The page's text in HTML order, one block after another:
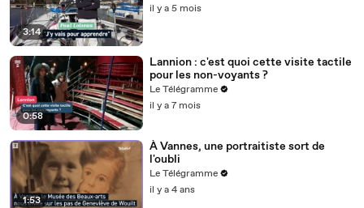
3:14
il y a 5 mois
0:58
Lannion : c'est quoi cette visite tactile
pour les non-voyants ?
Le Télégramme
il y a 7 mois
1:53
À Vannes, une portraitiste sort de
l'oubli
Le Télégramme
il y a 4 ans